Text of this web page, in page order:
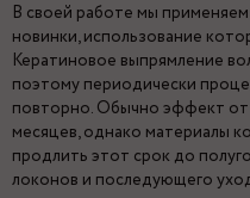
В своей работе мы
новинки, использование
Кератиновое выпрямление
поэтому периодически
повторно. Обычно эффект от
месяцев, однако материалы
продлить этот срок до
локонов и последующего